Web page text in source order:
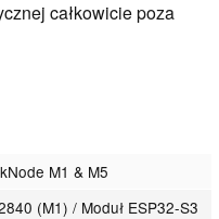
całkowicie poza
M1 & M5
(M1) / Moduł ESP32-S3